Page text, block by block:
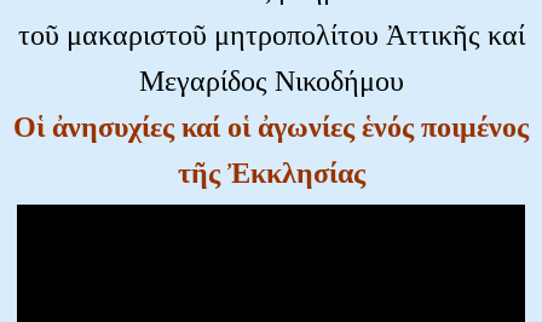
τοῦ μακαριστοῦ μητροπολίτου Ἀττικῆς καί
Μεγαρίδος Νικοδήμου
Οἱ ἀνησυχίες καί οἱ ἀγωνίες ἑνός ποιμένος
τῆς Ἐκκλησίας